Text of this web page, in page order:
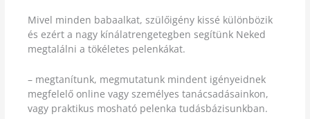
Mivel minden babaalkat, szülőigény kissé különbözik
és ezért a nagy kínálatrengetegben segítünk Neked
megtalálni a tökéletes pelenkákat.
– megtanítunk, megmutatunk mindent igényeidnek
megfelelő online vagy személyes tanácsadásainkon,
vagy praktikus mosható pelenka tudásbázisunkban.